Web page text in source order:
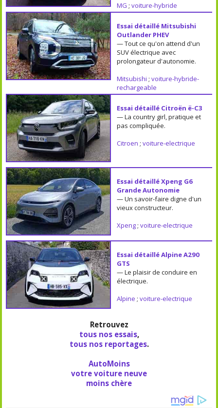
MG ; voiture-hybride
Essai détaillé Mitsubishi
Outlander PHEV
— Tout ce qu'on attend d'un
SUV électrique avec
prolongateur d'autonomie.
Mitsubishi ; voiture-hybride-
rechargeable
Essai détaillé Citroën ë-C3
— La country girl, pratique et
pas compliquée.
Citroen ; voiture-electrique
Essai détaillé Xpeng G6
Grande Autonomie
— Un savoir-faire digne d'un
vieux constructeur.
Xpeng; voiture-electrique
Essai détaillé Alpine A290
GTS
— Le plaisir de conduire en
électrique.
Alpine ; voiture-electrique
Retrouvez
tous nos essais,
tous nos reportages.
AutoMoins
votre voiture neuve
moins chère